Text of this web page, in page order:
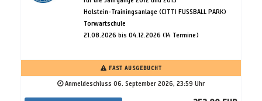
Holstein-Trainingsanlage (CITTI FUSSBALL PARK)
Torwartschule
21.08.2026 bis 04.12.2026 (14 Termine)
FAST AUSGEBUCHT
Anmeldeschluss 06. September 2026, 23:59 Uhr